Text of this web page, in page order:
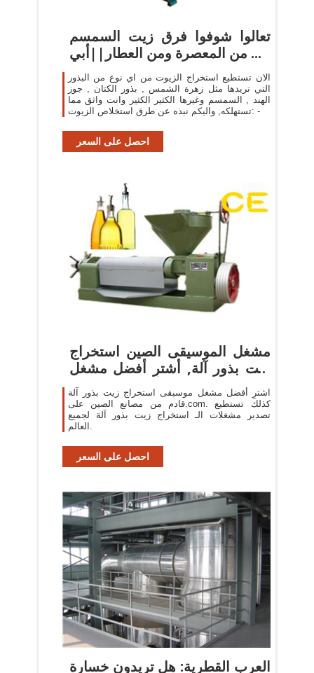
تعالوا شوفوا فرق زيت السمسم
من المعصرة ومن العطار||أبي ...
الان تستطيع استخراج الزيوت من اي نوع من البذور
التي تريدها مثل زهرة الشمس , بذور الكتان , جوز
الهند , السمسم وغيرها الكثير الكثير وانت واثق مما
تستهلكه, واليكم نبذه عن طرق استخلاص الزيوت: -
احصل على السعر
مشغل الموسيقى الصين استخراج
زيت بذور آلة, أشترِ أفضل مشغل
...
اشترِ أفضل مشغل موسيقى استخراج زيت بذور آلة
قادم من مصانع الصين على.com. كذلك تستطيع
تصدير مشغلات الـ استخراج زيت بذور آلة لجميع
العالم.
احصل على السعر
العرب القطرية: هل تريدون خسارة